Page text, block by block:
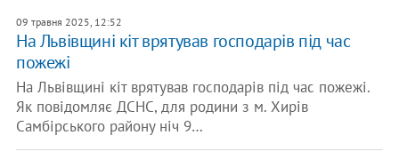
09 травня 2025, 12:52
На Львівщині кіт врятував господарів під час
пожежі
На Львівщині кіт врятував господарів під час пожежі.
Як повідомляє ДСНС, для родини з м. Хирів
Самбірського району ніч 9…